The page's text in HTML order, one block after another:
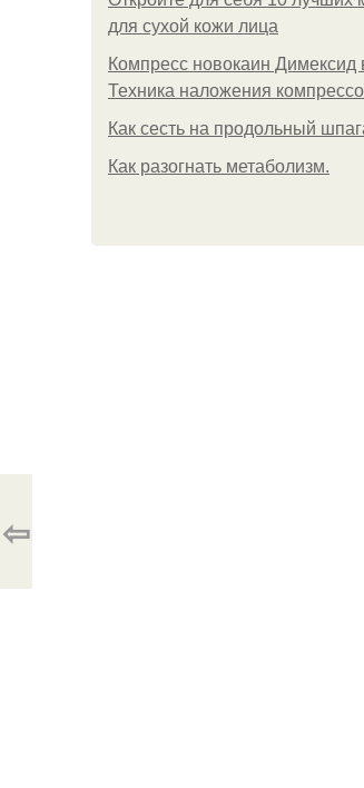
для сухой кожи лица
Компресс новокаин Димексид
Техника наложения
Как сесть на продольный
Как разогнать метаболизм.
⇦